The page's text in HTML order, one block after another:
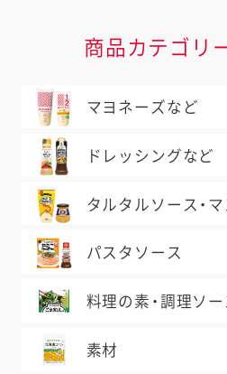
商品カテゴリ
マヨネーズなど
ドレッシングなど
タルタルソース・
パスタソース
料理の素・調理ソー
素材